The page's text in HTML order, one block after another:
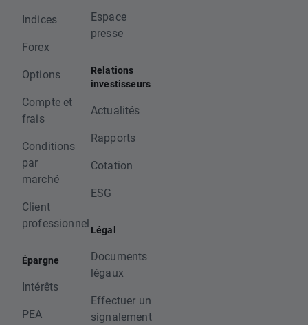
Indices
Forex
Options
Compte et
frais
Conditions
par
marché
Client
professionnel
Épargne
Intérêts
PEA
Espace
presse
Relations
investisseurs
Actualités
Rapports
Cotation
ESG
Légal
Documents
légaux
Effectuer un
signalement